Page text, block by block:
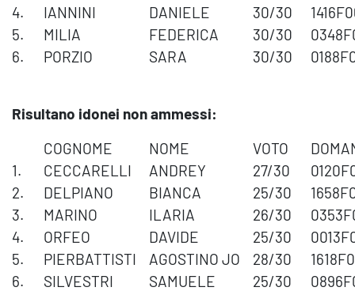
4.
IANNINI DANIELE 30/30
5.
MILIA FEDERICA 30/30
6.
PORZIO SARA 30/30
Risultano idonei non ammessi:
COGNOME
NOME VOTO
1.
CECCARELLI ANDREY 27/30
2.
DELPIANO BIANCA 25/30
3.
MARINO ILARIA 26/30
4.
ORFEO DAVIDE 25/30
5.
PIERBATTISTI AGOSTINO JO 28/30
6.
SILVESTRI SAMUELE 25/30